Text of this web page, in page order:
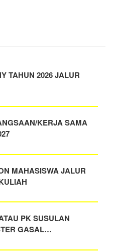
TAHUN 2026 JALUR
KERJA SAMA
MAHASISWA JALUR
PK SUSULAN
GASAL…